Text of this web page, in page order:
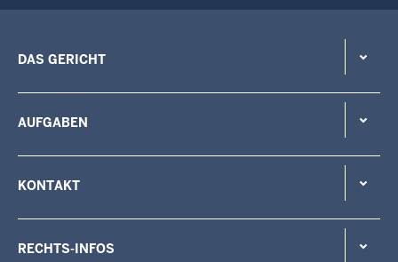
DAS GERICHT
AUFGABEN
KONTAKT
RECHTS-INFOS